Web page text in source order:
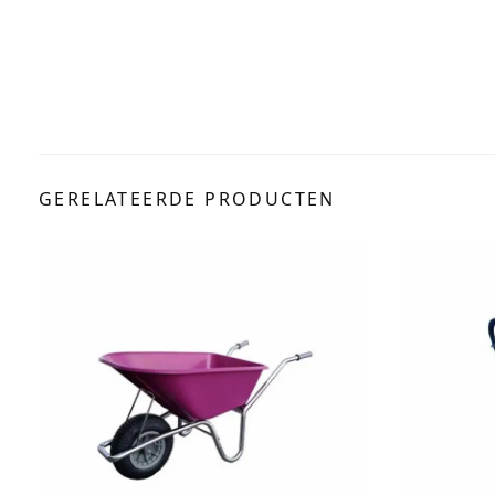
GERELATEERDE PRODUCTEN